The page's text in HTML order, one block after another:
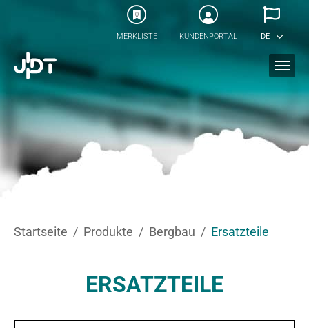
0
MERKLISTE KUNDENPORTAL DE
Startseite Produkte Bergbau Ersatzteile
ERSATZTEILE